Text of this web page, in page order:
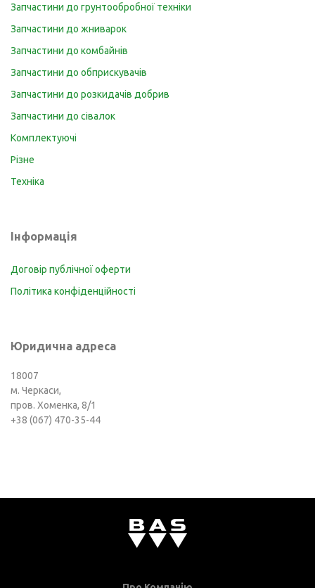
Запчастини до грунтообробної техніки
Запчастини до жниварок
Запчастини до комбайнів
Запчастини до обприскувачів
Запчастини до розкидачів добрив
Запчастини до сівалок
Комплектуючі
Різне
Техніка
Інформація
Договір публічної оферти
Політика конфіденційності
Юридична адреса
18007
м. Черкаси,
пров. Хоменка, 8/1
+38 (067) 470-35-44